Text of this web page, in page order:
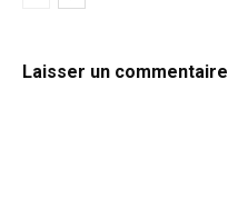
Laisser un commentaire